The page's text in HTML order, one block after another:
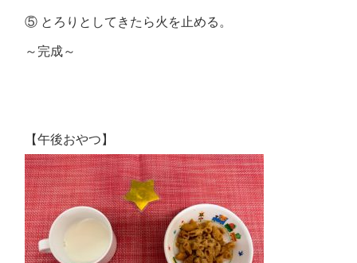
⑤ とろりとしてきたら火を止める。
～完成～
【午後おやつ】